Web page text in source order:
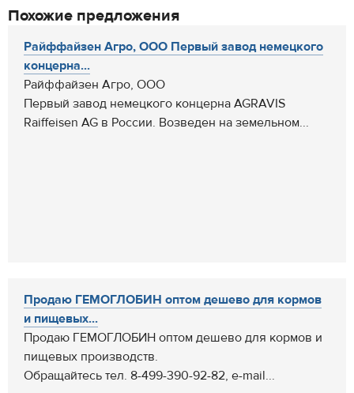
Похожие предложения
Райффайзен Агро, ООО Первый завод немецкого
концерна...
Райффайзен Агро, ООО
Первый завод немецкого концерна AGRAVIS
Raiffeisen AG в России. Возведен на земельном...
Продаю ГЕМОГЛОБИН оптом дешево для кормов
и пищевых...
Продаю ГЕМОГЛОБИН оптом дешево для кормов и
пищевых производств.
Обращайтесь тел. 8-499-390-92-82, e-mail...